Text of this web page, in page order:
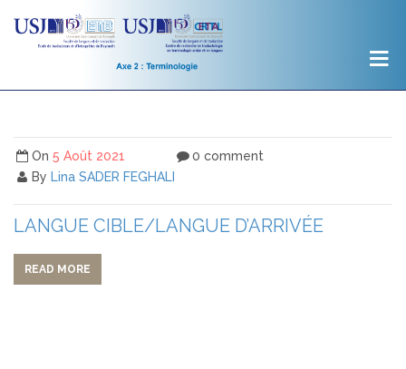
On 5 Août 2021
By Lina SADER FEGHALI
0 comment
LANGUE CIBLE/LANGUE D’ARRIVÉE
READ MORE